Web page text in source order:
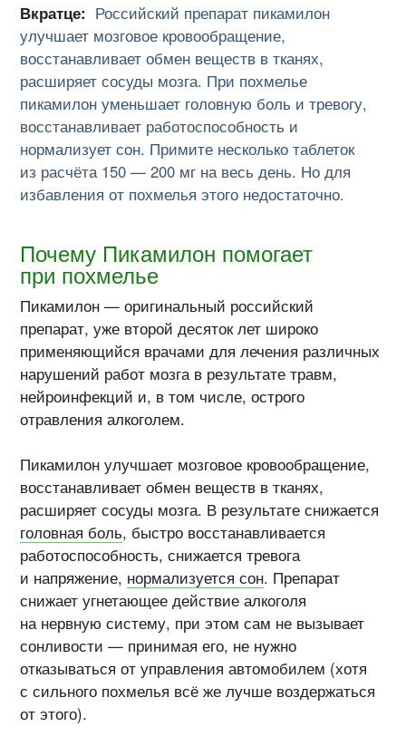
Вкратце: Российский препарат пикамилон
улучшает мозговое кровообращение,
восстанавливает обмен веществ в тканях,
расширяет сосуды мозга. При похмелье
пикамилон уменьшает головную боль и тревогу,
восстанавливает работоспособность и
нормализует сон. Примите несколько таблеток
из расчёта 150 — 200 мг на весь день. Но для
избавления от похмелья этого недостаточно.
Почему Пикамилон помогает
при похмелье
Пикамилон — оригинальный российский
препарат, уже второй десяток лет широко
применяющийся врачами для лечения различных
нарушений работ мозга в результате травм,
нейроинфекций и, в том числе, острого
отравления алкоголем.
Пикамилон улучшает мозговое кровообращение,
восстанавливает обмен веществ в тканях,
расширяет сосуды мозга. В результате снижается
головная боль, быстро восстанавливается
работоспособность, снижается тревога
и напряжение, нормализуется сон. Препарат
снижает угнетающее действие алкоголя
на нервную систему, при этом сам не вызывает
сонливости — принимая его, не нужно
отказываться от управления автомобилем (хотя
с сильного похмелья всё же лучше воздержаться
от этого).